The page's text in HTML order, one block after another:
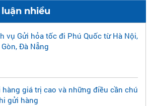
nhiều
vụ Gửi hỏa tốc đi Phú Quốc từ Hà Nội,
Đà Nẵng
hàng giá trị cao và những điều cần chú
gửi hàng